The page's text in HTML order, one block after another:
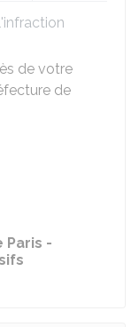
de votre
de
-